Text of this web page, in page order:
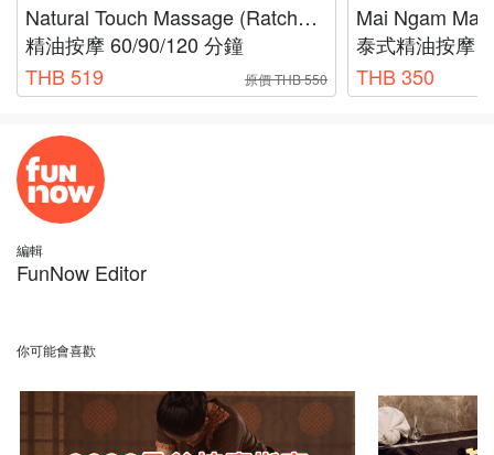
Natural Touch Massage (Ratchathewi)
精油按摩 60/90/120 分鐘
原價 THB 550
THB 519
泰式精油按摩
THB 350
編輯
FunNow Editor
你可能會喜歡